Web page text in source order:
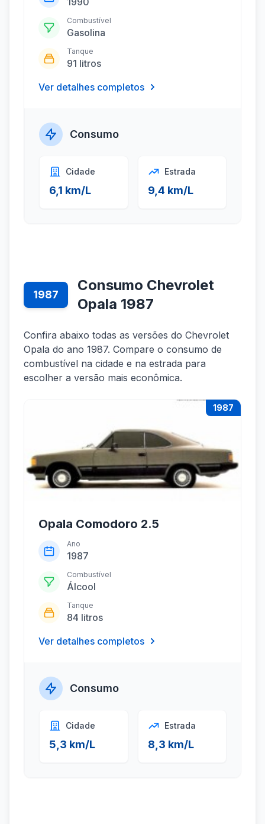
Combustível
Gasolina
Tanque
91 litros
Ver detalhes completos
Consumo
Cidade
6,1 km/L
Estrada
9,4 km/L
1987
Consumo Chevrolet
Opala 1987
Confira abaixo todas as versões do Chevrolet
Opala do ano 1987. Compare o consumo de
combustível na cidade e na estrada para
escolher a versão mais econômica.
1987
Opala Comodoro 2.5
Ano
1987
Combustível
Álcool
Tanque
84 litros
Ver detalhes completos
Consumo
Cidade
5,3 km/L
Estrada
8,3 km/L